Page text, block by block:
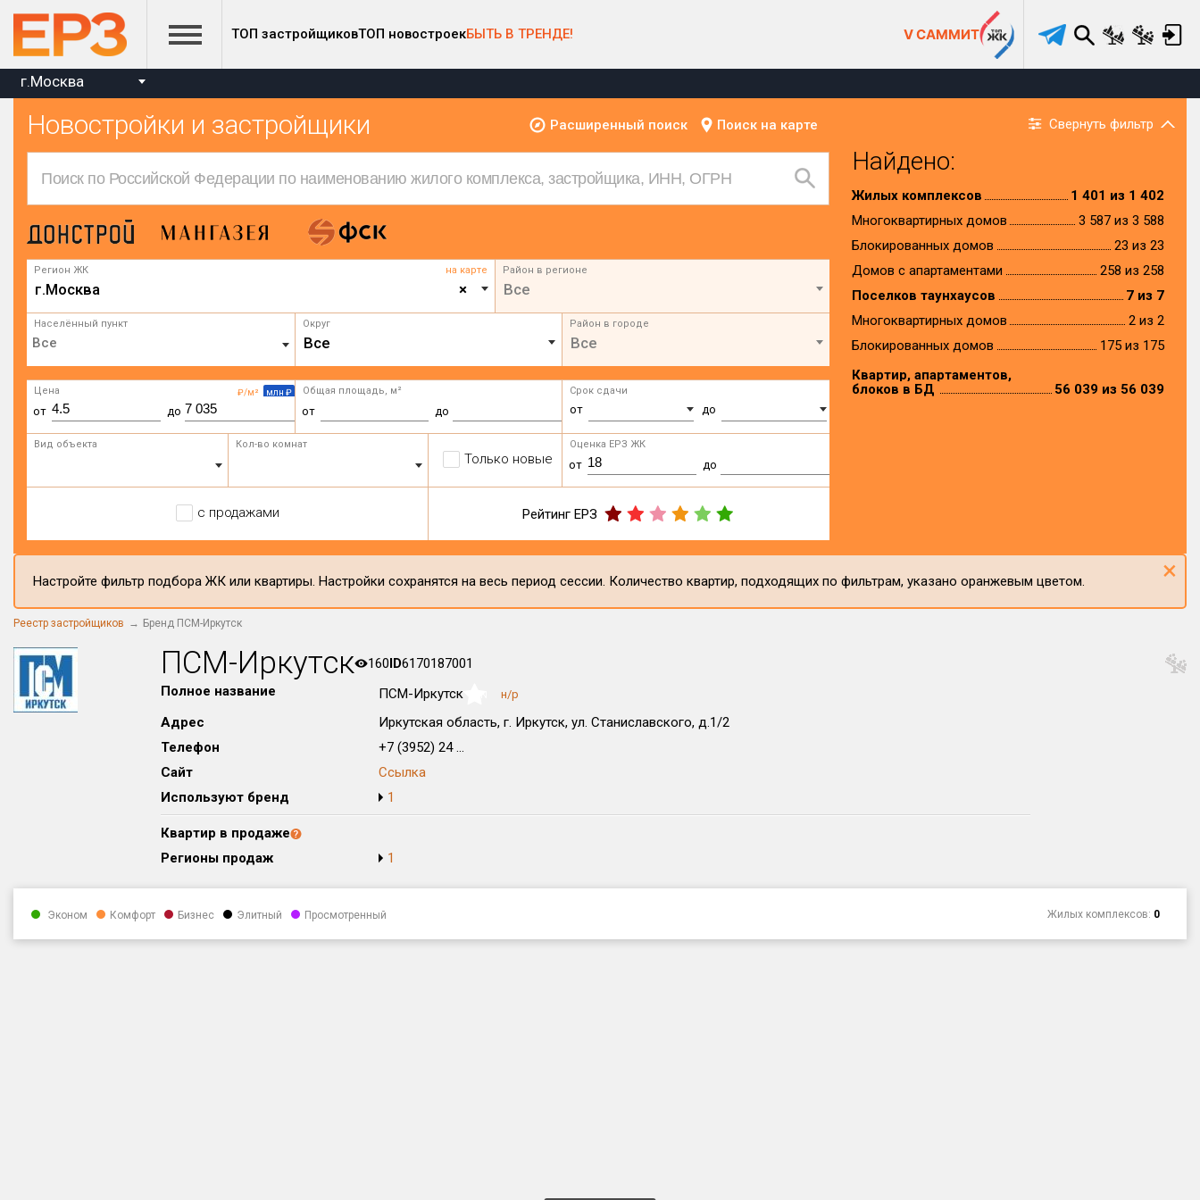
ТОП застройщиковТОП новостроекБЫТЬ В ТРЕНДЕ! V САММИТ
г.Москва
Новостройки и застройщики Расширенный поиск Поиск на карте Свернуть фильтр
Регион ЖК на карте
×
г.Москва
Район в регионе
Все
Населённый пункт Округ
Все
Район в городе
Все
₽/м² млн ₽
Цена
от до
Общая площадь, м²
от до
Срок сдачи
от до
Вид объекта Кол-во комнат
Только новые
Оценка ЕРЗ ЖК
от до
с продажами Рейтинг ЕРЗ
Найдено:
Жилых комплексов
1 401 из 1 402
Многоквартирных домов
3 587 из 3 588
Блокированных домов
23 из 23
Домов с апартаментами
258 из 258
Поселков таунхаусов
7 из 7
Многоквартирных домов
2 из 2
Блокированных домов
175 из 175
Квартир, апартаментов,
блоков в БД
56 039 из 56 039
Настройте фильтр подбора ЖК или квартиры. Настройки сохранятся на весь период сессии. Количество квартир, подходящих по фильтрам, указано оранжевым цветом. ×
Реестр застройщиков Бренд ПСМ-Иркутск
ПСМ-Иркутск 160ID6170187001
Полное название
ПСМ-Иркутск н/р
Адрес
Иркутская область, г. Иркутск, ул. Станиславского, д.1/2
Телефон
+7 (3952) 24 ...
Сайт
Ссылка
Используют бренд
1
Квартир в продаже
Регионы продаж
1
Эконом Комфорт Бизнес Элитный Просмотренный Жилых комплексов: 0